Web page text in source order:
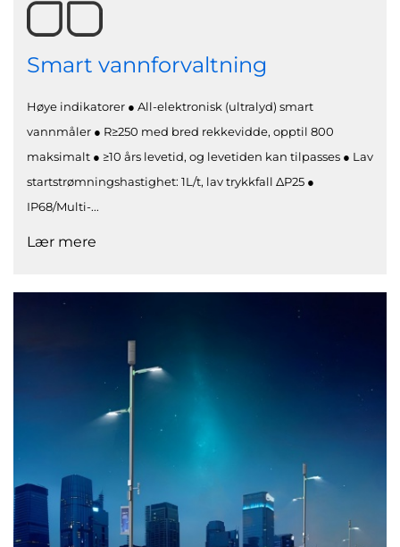
Smart vannforvaltning
Høye indikatorer ● All-elektronisk (ultralyd) smart
vannmåler ● R≥250 med bred rekkevidde, opptil 800
maksimalt ● ≥10 års levetid, og levetiden kan tilpasses ● Lav
startstrømningshastighet: 1L/t, lav trykkfall ΔP25 ●
IP68/Multi-...
Lær mere